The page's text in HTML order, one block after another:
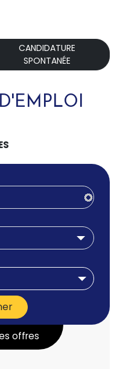
CANDIDATURE
SPONTANÉE
offres